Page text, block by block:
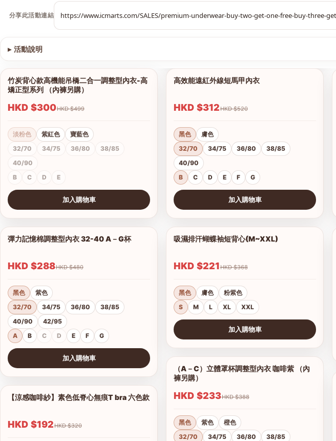
分享此活動連結
▸ 活動說明
1/13
查看圖片
竹炭背心款高機能吊橋二合一調整型內衣-高
矯正型系列 （內褲另購）
HKD $300 HKD $499
淡粉色 紫紅色
寶藍色
32/70
34/75 36/80
38/85
40/90
B
C D E
加入購物車
彈力記憶棉調整型內衣 32-40 A－G杯
HKD $288 HKD $480
黑色
紫色
32/70
34/75 36/80
38/85
40/90
42/95
A
B C D E F G
加入購物車
1/18
【涼感咖啡紗】素色低脊心無痕T bra 六色款
HKD $192 HKD $320
高效能遠紅外線短馬甲內衣
HKD $312 HKD $520
黑色
膚色
32/70
34/75 36/80
38/85
40/90
B
C D E F G
加入購物車
吸濕排汗蝴蝶袖短背心(M~XXL)
HKD $221 HKD $368
黑色 膚色
粉紫色
S
M L XL XXL
加入購物車
1/5
（A－C）立體罩杯調整型內衣 咖啡紫 （內
褲另購）
HKD $233 HKD $388
黑色 紫色
橙色
32/70
34/75 36/80
38/85